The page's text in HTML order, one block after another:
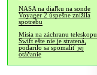
NASA na diaľku na sonde
Voyager 2 úspešne znížila
spotrebu
Misia na záchranu teleskopu
Swift ešte nie je stratená,
podarilo sa spomaliť jej
otáčanie